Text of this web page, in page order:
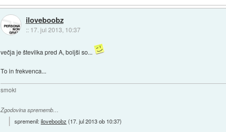
iloveboobz
:: 17. jul 2013, 10:37
večja je številka pred A, boljši so...
To in frekvenca...
smoki
Zgodovina sprememb…
spremenil:iloveboobz (17. jul 2013 ob 10:37)